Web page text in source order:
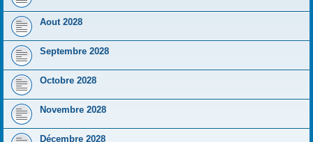
Aout 2028
Septembre 2028
Octobre 2028
Novembre 2028
Décembre 2028